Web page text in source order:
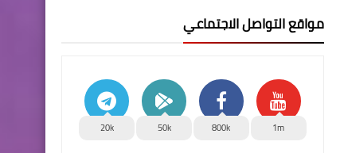
مواقع التواصل الاجتماعي
1m
800k
50k
20k